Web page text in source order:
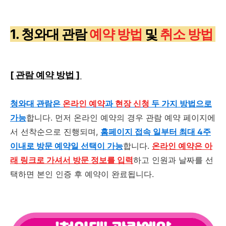
1. 청와대 관람예약 방법 및 취소 방법
[ 관람 예약 방법 ]
청와대 관람은 온라인 예약과 현장 신청 두 가지 방법으로
가능합니다. 먼저 온라인 예약의 경우 관람 예약 페이지에
서 선착순으로 진행되며, 홈페이지 접속 일부터 최대 4주
이내로 방문 예약일 선택이 가능합니다. 온라인 예약은 아
래 링크로 가셔서 방문 정보를 입력하고 인원과 날짜를 선
택하면 본인 인증 후 예약이 완료됩니다.